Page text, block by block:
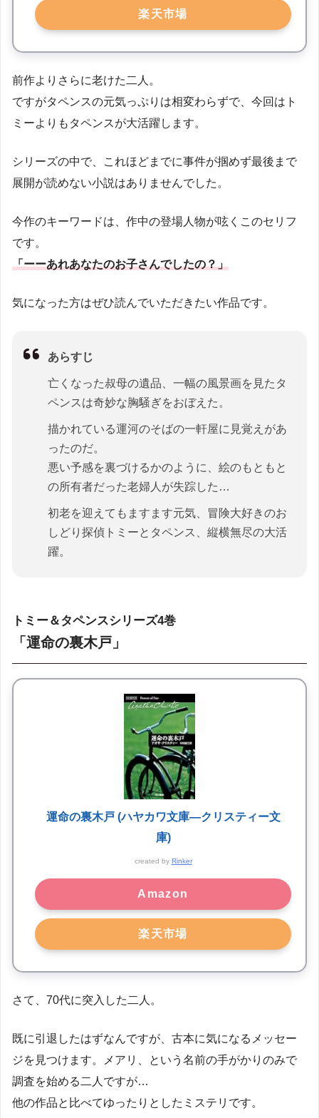
楽天市場
前作よりさらに老けた二人。
ですがタペンスの元気っぷりは相変わらずで、今回はト
ミーよりもタペンスが大活躍します。
シリーズの中で、これほどまでに事件が掴めず最後まで
展開が読めない小説はありませんでした。
今作のキーワードは、作中の登場人物が呟くこのセリフ
です。
「ーーあれあなたのお子さんでしたの？」
気になった方はぜひ読んでいただきたい作品です。
あらすじ
亡くなった叔母の遺品、一幅の風景画を見たタ
ペンスは奇妙な胸騒ぎをおぼえた。
描かれている運河のそばの一軒屋に見覚えがあ
ったのだ。
悪い予感を裏づけるかのように、絵のもともと
の所有者だった老婦人が失踪した…
初老を迎えてもますます元気、冒険大好きのお
しどり探偵トミーとタペンス、縦横無尽の大活
躍。
トミー＆タペンスシリーズ4巻
「運命の裏木戸」
運命の裏木戸 (ハヤカワ文庫―クリスティー文
庫)
created by Rinker
Amazon
楽天市場
さて、70代に突入した二人。
既に引退したはずなんですが、古本に気になるメッセー
ジを見つけます。メアリ、という名前の手がかりのみで
調査を始める二人ですが…
他の作品と比べてゆったりとしたミステリです。